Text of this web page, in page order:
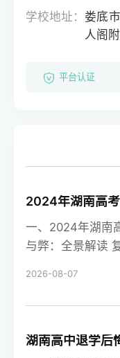
学校地址： 娄底
人阁
平台认证
一、2024年湖南
与弊：全景解读
2026-08-07